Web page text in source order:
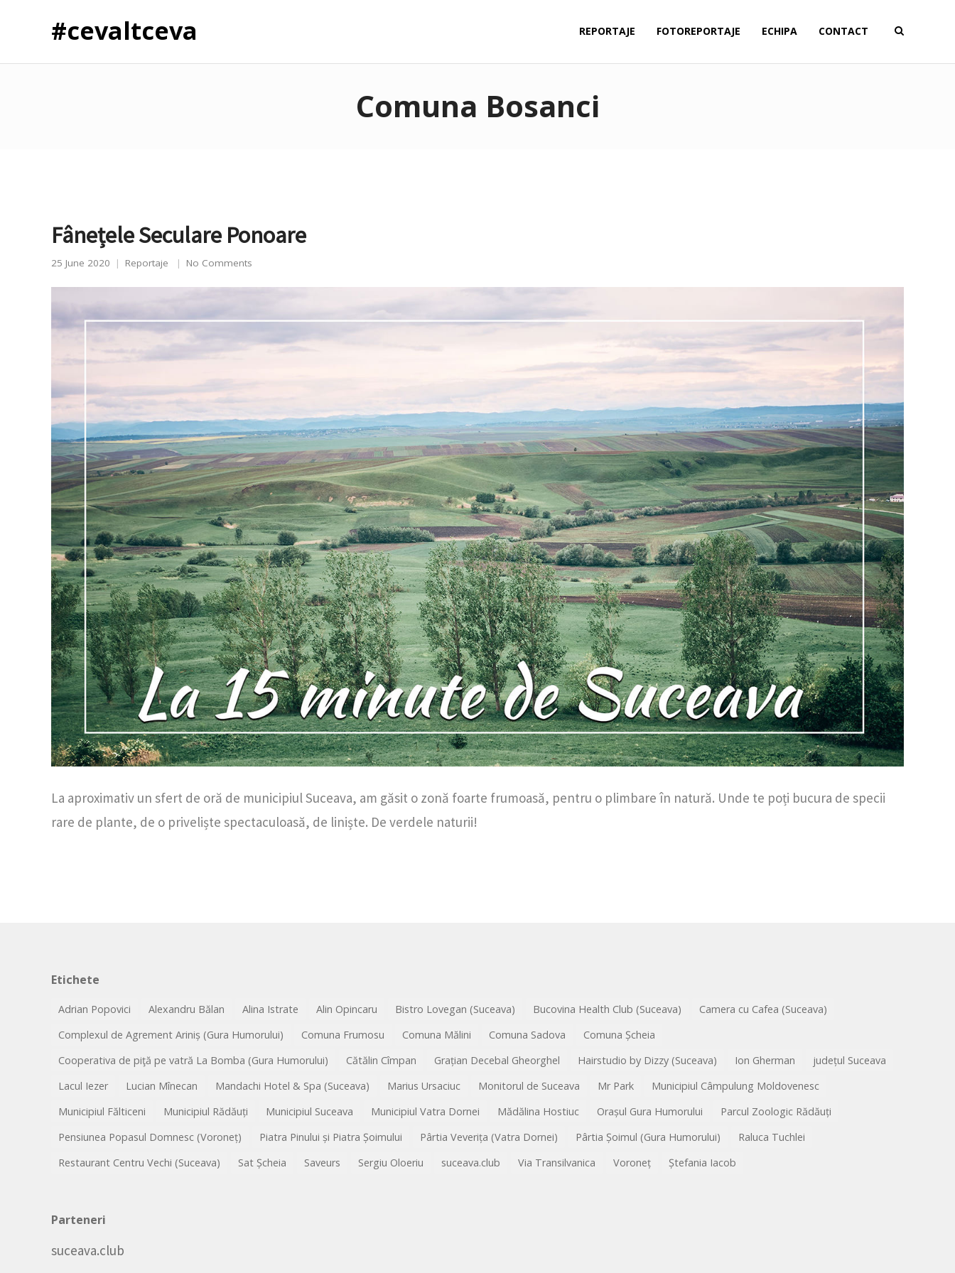
#cevaltceva REPORTAJE FOTOREPORTAJE ECHIPA CONTACT
Comuna Bosanci
Fânețele Seculare Ponoare
25 June 2020 Reportaje No Comments
La aproximativ un sfert de oră de municipiul Suceava, am găsit o zonă foarte frumoasă, pentru o plimbare în natură. Unde te poți bucura de specii
rare de plante, de o priveliște spectaculoasă, de liniște. De verdele naturii!
Etichete
Adrian Popovici Alexandru Bălan Alina Istrate Alin Opincaru Bistro Lovegan (Suceava) Bucovina Health Club (Suceava)
Camera cu Cafea (Suceava)
Complexul de Agrement Ariniș (Gura Humorului)
Comuna Frumosu Comuna Mălini Comuna Sadova
Comuna Șcheia
Cooperativa de piţă pe vatră La Bomba (Gura Humorului)
Cătălin Cîmpan Grațian Decebal Gheorghel Hairstudio by Dizzy (Suceava) Ion Gherman
județul Suceava
Lacul Iezer
Lucian Mînecan Mandachi Hotel & Spa (Suceava) Marius Ursaciuc Monitorul de Suceava Mr Park
Municipiul Câmpulung Moldovenesc
Municipiul Fălticeni
Municipiul Rădăuți Municipiul Suceava Municipiul Vatra Dornei Mădălina Hostiuc Orașul Gura Humorului
Parcul Zoologic Rădăuți
Pensiunea Popasul Domnesc (Voroneț)
Piatra Pinului și Piatra Șoimului Pârtia Veverița (Vatra Dornei) Pârtia Șoimul (Gura Humorului)
Raluca Tuchlei
Restaurant Centru Vechi (Suceava)
Sat Șcheia Saveurs Sergiu Oloeriu suceava.club Via Transilvanica Voroneț Ștefania Iacob
Parteneri
suceava.club